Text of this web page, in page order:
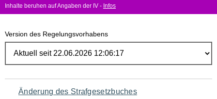
Inhalte beruhen auf Angaben der IV - Infos
Version des Regelungsvorhabens
Navigation
Änderung des Strafgesetzbuches